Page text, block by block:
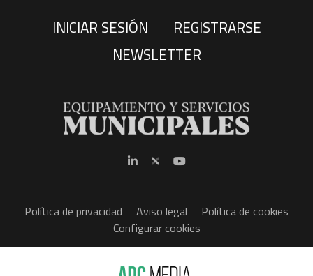
INICIAR SESIÓN
REGISTRARSE
NEWSLETTER
Política de privacidad Aviso legal
Política de cookies
Configurar cookies